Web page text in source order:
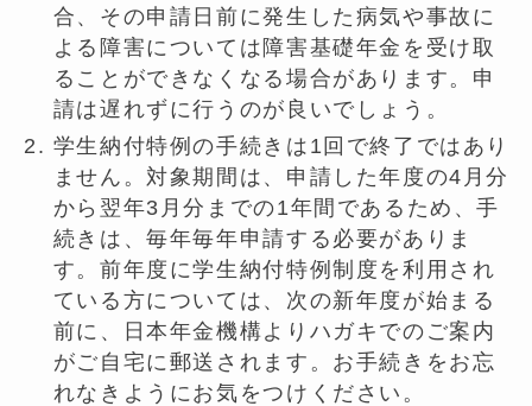
合、その申請日前に発生した病気や事故に
よる障害については障害基礎年金を受け取
ることができなくなる場合があります。申
請は遅れずに行うのが良いでしょう。
学生納付特例の手続きは1回で終了ではあり
ません。対象期間は、申請した年度の4月分
から翌年3月分までの1年間であるため、手
続きは、毎年毎年申請する必要がありま
す。前年度に学生納付特例制度を利用され
ている方については、次の新年度が始まる
前に、日本年金機構よりハガキでのご案内
がご自宅に郵送されます。お手続きをお忘
れなきようにお気をつけください。